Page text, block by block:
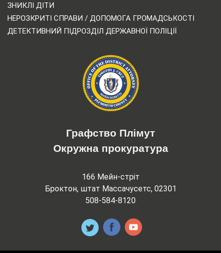
ЗНИКЛІ ДІТИ
НЕРОЗКРИТІ СПРАВИ / ДОПОМОГА ГРОМАДСЬКОСТІ
ДЕТЕКТИВНИЙ ПІДРОЗДІЛ ДЕРЖАВНОЇ ПОЛІЦІЇ
Графство Плімут
Окружна прокуратура
166 Мейн-стріт
Броктон, штат Массачусетс, 02301
508-584-8120